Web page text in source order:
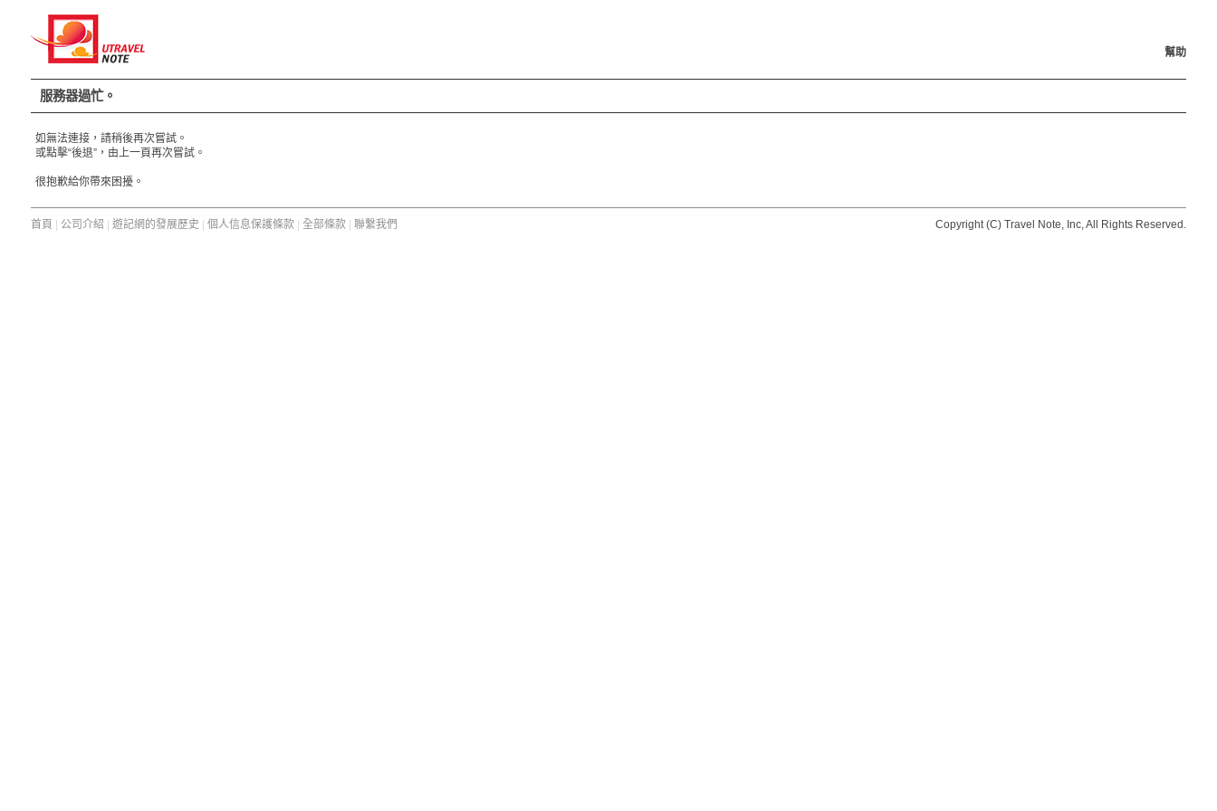
幫助
服務器過忙。
如無法連接，請稍後再次嘗試。
或點擊“後退”，由上一頁再次嘗試。
很抱歉給你帶來困擾。
首頁 公司介紹 遊記網的發展歷史 個人信息保護條款| 全部條款| 聯繫我們 Copyright (C) Travel Note, Inc, All Rights Reserved.